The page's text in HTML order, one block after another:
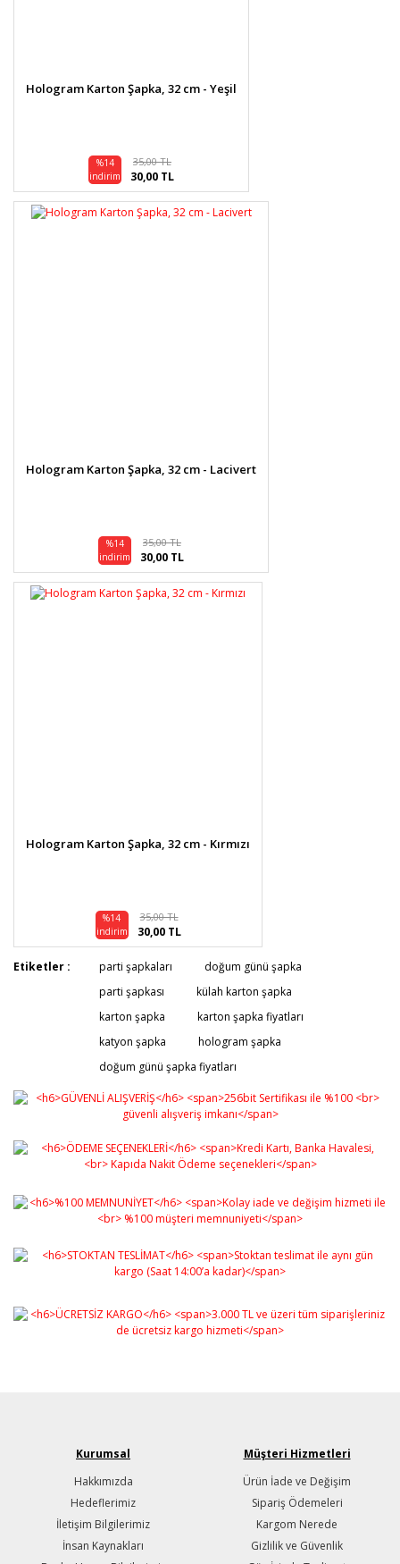
Hologram Karton Şapka, 32 cm - Yeşil
%14
indirim
35,00 TL
30,00 TL
Hologram Karton Şapka, 32 cm - Lacivert
%14
indirim
35,00 TL
30,00 TL
Hologram Karton Şapka, 32 cm - Kırmızı
%14
indirim
35,00 TL
30,00 TL
Etiketler : parti şapkaları
doğum günü şapka
parti şapkası
külah karton şapka
karton şapka
karton şapka fiyatları
katyon şapka
hologram şapka
doğum günü şapka fiyatları
Kurumsal
Hakkımızda
Hedeflerimiz
İletişim Bilgilerimiz
İnsan Kaynakları
Müşteri Hizmetleri
Ürün İade ve Değişim
Sipariş Ödemeleri
Kargom Nerede
Gizlilik ve Güvenlik